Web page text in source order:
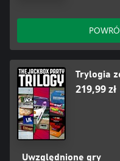
Trylogia
219,99 zł
Uwzględnione gry